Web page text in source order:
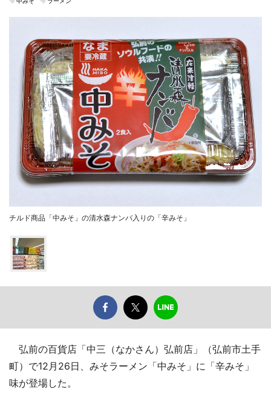
チルド商品「中みそ」の清水森ナンバ入りの「辛みそ」
弘前の百貨店「中三（なかさん）弘前店」（弘前市土手
町）で12月26日、みそラーメン「中みそ」に「辛みそ」
味が登場した。